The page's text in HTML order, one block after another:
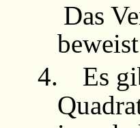
Das
4.
Es